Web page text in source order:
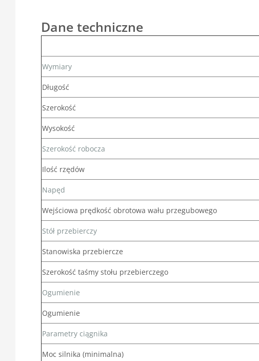
Dane techniczne
Wymiary
Długość
Szerokość
Wysokość
Szerokość robocza
Ilość rzędów
Napęd
Wejściowa prędkość obrotowa wału przegubowego
Stół przebierczy
Stanowiska przebiercze
Szerokość taśmy stołu przebierczego
Ogumienie
Ogumienie
Parametry ciągnika
Moc silnika (minimalna)